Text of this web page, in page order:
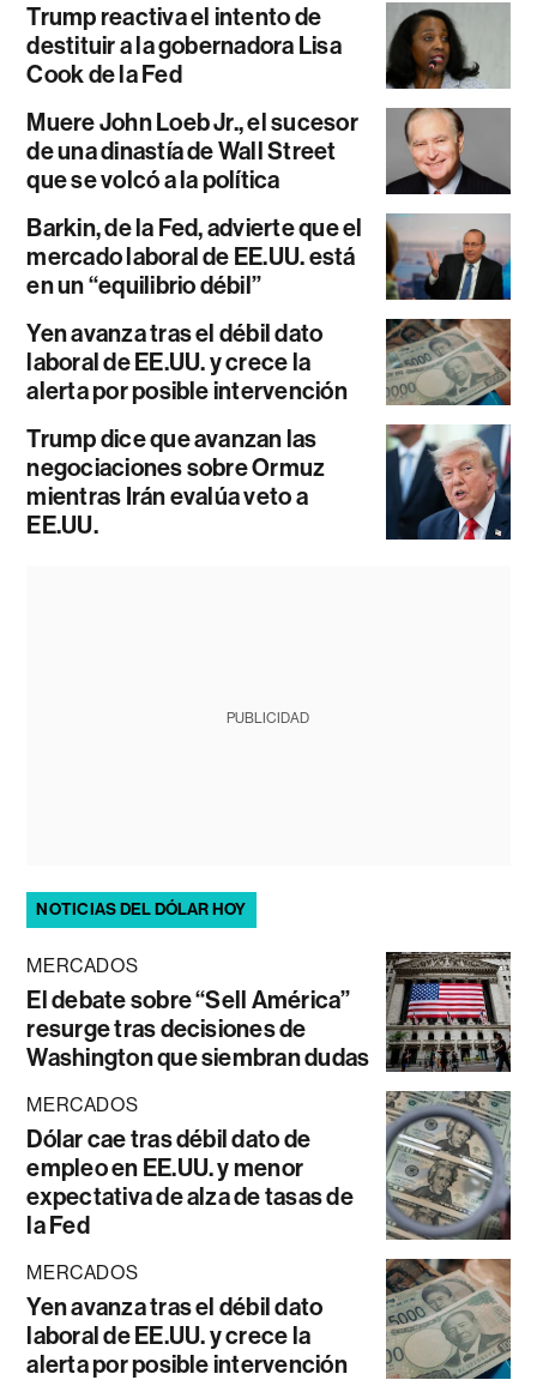
Trump reactiva el intento de
destituir a la gobernadora Lisa
Cook de la Fed
Muere John Loeb Jr., el sucesor
de una dinastía de Wall Street
que se volcó a la política
Barkin, de la Fed, advierte que el
mercado laboral de EE.UU. está
en un “equilibrio débil”
Yen avanza tras el débil dato
laboral de EE.UU. y crece la
alerta por posible intervención
Trump dice que avanzan las
negociaciones sobre Ormuz
mientras Irán evalúa veto a
EE.UU.
PUBLICIDAD
NOTICIAS DEL DÓLAR HOY
MERCADOS
El debate sobre “Sell América”
resurge tras decisiones de
Washington que siembran dudas
MERCADOS
Dólar cae tras débil dato de
empleo en EE.UU. y menor
expectativa de alza de tasas de
la Fed
MERCADOS
Yen avanza tras el débil dato
laboral de EE.UU. y crece la
alerta por posible intervención